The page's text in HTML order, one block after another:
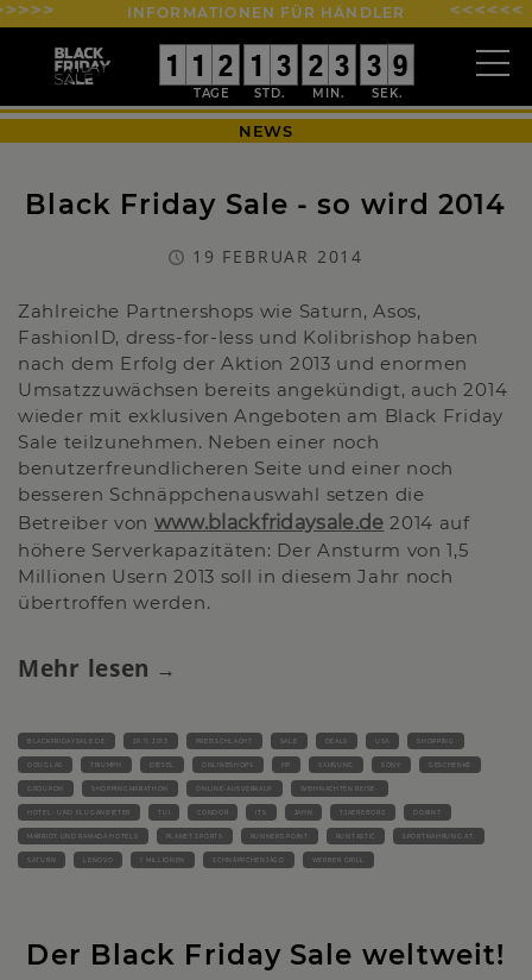
INFORMATIONEN FÜR HÄNDLER
0
0
1
1 0
0
1
1 0
0
2
2 0
0
1
1 0
0
3
3 0
0
2
2 0
0
3
3 4
3
3 9
8
8
NEWS
Black Friday Sale - so wird 2014
19 FEBRUAR 2014
Zahlreiche Partnershops wie Saturn, Asos,
FashionID, dress-for-less und Kolibrishop haben
nach dem Erfolg der Aktion 2013 und enormen
Umsatzzuwächsen bereits angekündigt, auch 2014
wieder mit exklusiven Angeboten am Black Friday
Sale teilzunehmen. Neben einer noch
benutzerfreundlicheren Seite und einer noch
besseren Schnäppchenauswahl setzen die
Betreiber von www.blackfridaysale.de 2014 auf
höhere Serverkapazitäten: Der Ansturm von 1,5
Millionen Usern 2013 soll in diesem Jahr noch
übertroffen werden.
Mehr lesen
BLACKFRIDAYSALE.DE 29.11.2013 PREISSCHLACHT SALE DEALS USA SHOPPING
DOUGLAS TRIUMPH DIESEL ONLINESHOPS HP SAMSUNG SONY GESCHENKE
GROUPON SHOPPINGMARATHON ONLINE-AUSVERKAUF WEIHNACHTEN REISE-
HOTEL- UND FLUGANBIETER TUI CONDOR ITS JAHN TJAEREBORG DORINT
MARRIOT UND RAMADA HOTELS PLANET SPORTS RUNNERS POINT RUNTASTIC SPORTNAHRUNG.AT.
SATURN LENOVO 1 MILLIONEN SCHNÄPPCHENJAGD WERBER GRILL
Der Black Friday Sale weltweit!